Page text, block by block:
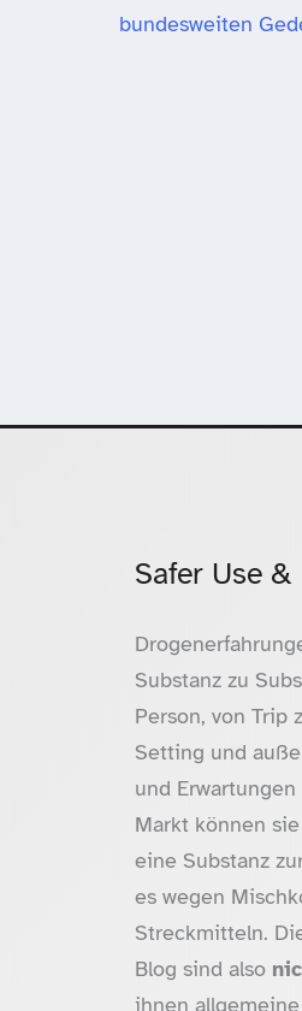
bundesweiten
Safer Use
Substanz zu
Person, von Trip
Setting und
und
Markt können
eine Substanz
es wegen
Streckmitteln.
Blog sind also
ihnen